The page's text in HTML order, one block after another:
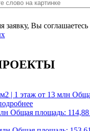
Вы соглашаетесь
| 1 этаж от 13 млн
Общая площадь: